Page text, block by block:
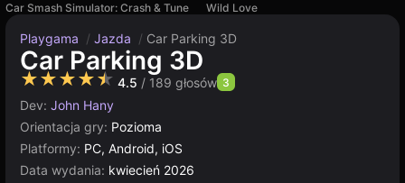
Car Smash Simulator: Crash & Tune
Wild Love
Playgama / Jazda / Car Parking 3D
Car Parking 3D
★★★★★ 4.5 / 189 głosów 3
Dev: John Hany
Orientacja gry: Pozioma
Platformy: PC, Android, iOS
Data wydania: kwiecień 2026